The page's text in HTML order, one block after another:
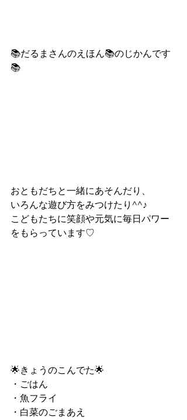
📚だるまさんのえほん📚のじかんです
📚
おともだちと一緒にあそんだり、
いろんな遊び方をみつけたり^^♪
こどもたちに笑顔や元気に毎日パワー
をもらっています♡
🌟きょうのこんでた🌟
・ごはん
・魚フライ
・白菜のごまあえ